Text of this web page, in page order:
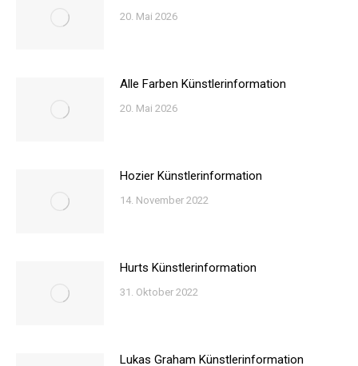
20. Mai 2026
Alle Farben Künstlerinformation
20. Mai 2026
Hozier Künstlerinformation
14. November 2022
Hurts Künstlerinformation
31. Oktober 2022
Lukas Graham Künstlerinformation